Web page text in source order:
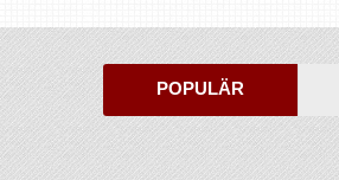
POPULÄR